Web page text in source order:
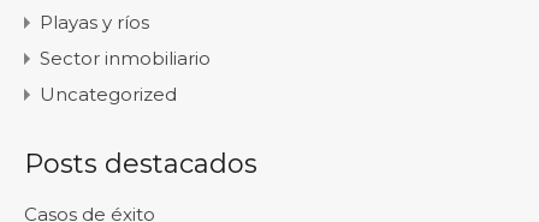
Playas y ríos
Sector inmobiliario
Uncategorized
Posts destacados